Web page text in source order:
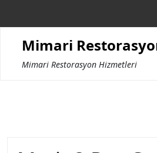
Mimari
Mimari Restorasyon Hizmetleri